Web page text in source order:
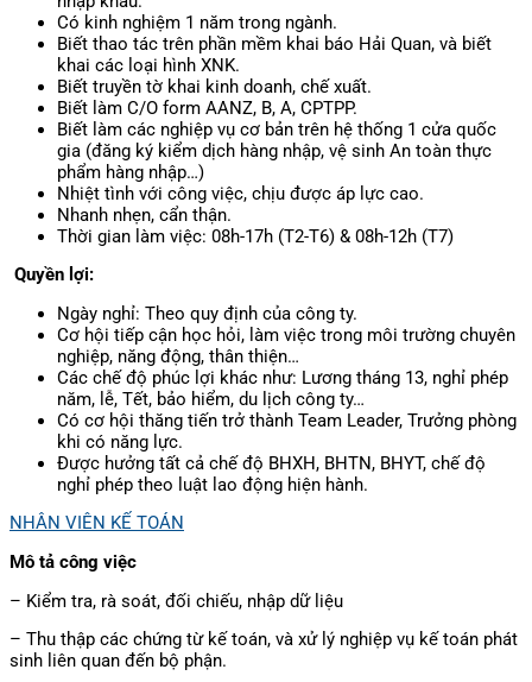
Có kinh nghiệm 1 năm trong ngành.
Biết thao tác trên phần mềm khai báo Hải Quan, và biết
khai các loại hình XNK.
Biết truyền tờ khai kinh doanh, chế xuất.
Biết làm C/O form AANZ, B, A, CPTPP.
Biết làm các nghiệp vụ cơ bản trên hệ thống 1 cửa quốc
gia (đăng ký kiểm dịch hàng nhập, vệ sinh An toàn thực
phẩm hàng nhập…)
Nhiệt tình với công việc, chịu được áp lực cao.
Nhanh nhẹn, cẩn thận.
Thời gian làm việc: 08h-17h (T2-T6) & 08h-12h (T7)
Quyền lợi:
Ngày nghỉ: Theo quy định của công ty.
Cơ hội tiếp cận học hỏi, làm việc trong môi trường chuyên
nghiệp, năng động, thân thiện…
Các chế độ phúc lợi khác như: Lương tháng 13, nghỉ phép
năm, lễ, Tết, bảo hiểm, du lịch công ty…
Có cơ hội thăng tiến trở thành Team Leader, Trưởng phòng
khi có năng lực.
Được hưởng tất cả chế độ BHXH, BHTN, BHYT, chế độ
nghỉ phép theo luật lao động hiện hành.
NHÂN VIÊN KẾ TOÁN
Mô tả công việc
– Kiểm tra, rà soát, đối chiếu, nhập dữ liệu
– Thu thập các chứng từ kế toán, và xử lý nghiệp vụ kế toán phát
sinh liên quan đến bộ phận.